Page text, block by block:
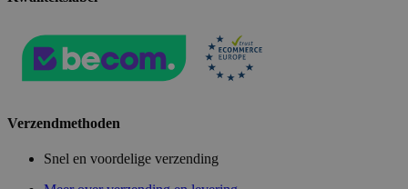
Verzendmethoden
Snel en voordelige verzending